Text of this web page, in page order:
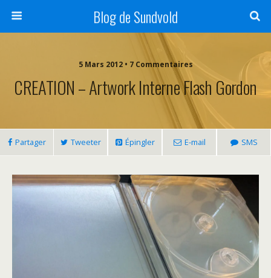
Blog de Sundvold
5 Mars 2012 • 7 Commentaires
CREATION – Artwork Interne Flash Gordon
Partager Tweeter Épingler E-mail SMS